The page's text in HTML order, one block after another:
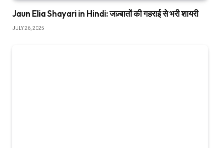
Jaun Elia Shayari in Hindi: जज़्बातों की गहराई से भरी शायरी
JULY 26, 2025